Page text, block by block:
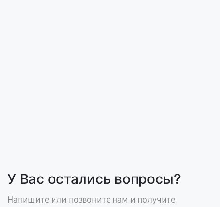
У Вас остались вопросы?
Напишите или позвоните нам и получите